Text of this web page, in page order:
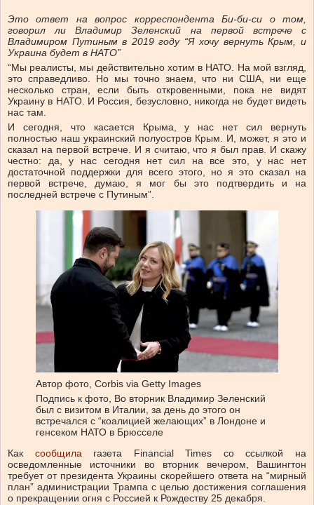
Это ответ на вопрос корреспондента Би-би-си о том,
говорил ли Владимир Зеленский на первой встрече с
Владимиром Путиным в 2019 году “Я хочу вернуть Крым, и
Украина будет в НАТО”
“Мы реалисты, мы действительно хотим в НАТО. На мой взгляд,
это справедливо. Но мы точно знаем, что ни США, ни еще
несколько стран, если быть откровенными, пока не видят
Украину в НАТО. И Россия, безусловно, никогда не будет видеть
нас там.
И сегодня, что касается Крыма, у нас нет сил вернуть
полностью наш украинский полуостров Крым. И, может, я это и
сказал на первой встрече. И я считаю, что я был прав. И скажу
честно: да, у нас сегодня нет сил на все это, у нас нет
достаточной поддержки для всего этого, но я это сказал на
первой встрече, думаю, я мог бы это подтвердить и на
последней встрече с Путиным”.
Автор фото, Corbis via Getty Images
Подпись к фото, Во вторник Владимир Зеленский
был с визитом в Италии, за день до этого он
встречался с “коалицией желающих” в Лондоне и
генсеком НАТО в Брюсселе
Как сообщила газета Financial Times со ссылкой на
осведомленные источники во вторник вечером, Вашингтон
требует от президента Украины скорейшего ответа на “мирный
план” администрации Трампа с целью достижения соглашения
о прекращении огня с Россией к Рождеству 25 декабря.